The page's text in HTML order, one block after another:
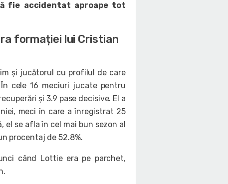
fie accidentat aproape tot
formației lui Cristian
și jucătorul cu profilul de care
cele 16 meciuri jucate pentru
și 3.9 pase decisive. El a
meci în care a înregistrat 25
el se afla în cel mai bun sezon al
procentaj de 52.8%.
când Lottie era pe parchet,